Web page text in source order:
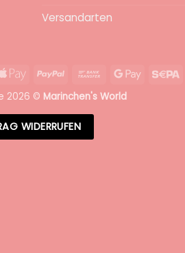
Versandarten
Apple
PayPal
Bank
Google
2026 © Marinchen's World
WIDERRUFEN